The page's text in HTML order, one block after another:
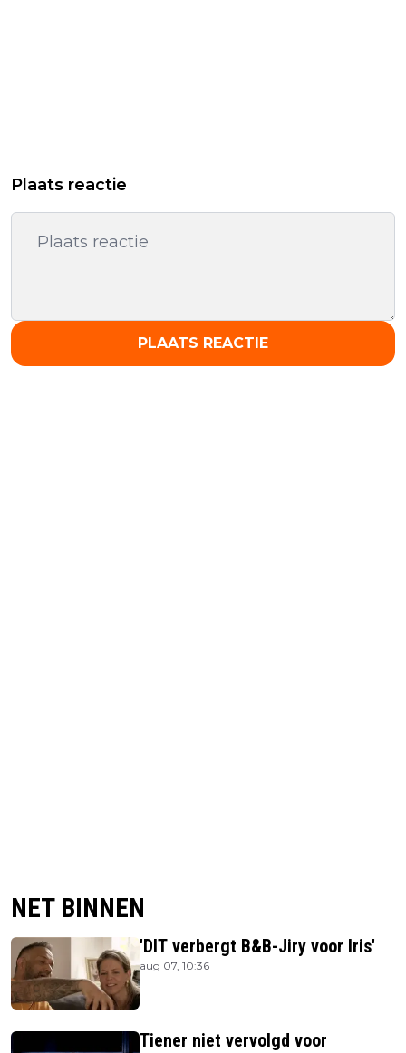
Plaats reactie
PLAATS REACTIE
NET BINNEN
'DIT verbergt B&B-Jiry voor Iris'
aug 07, 10:36
Tiener niet vervolgd voor